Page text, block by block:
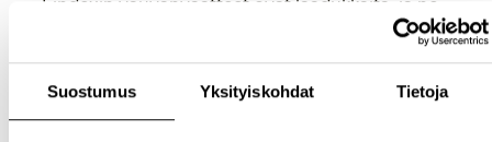
Suostumus Yksityiskohdat Tietoja
on suunniteltu jokapäiväiseen elämään. Vaatteet
on tehty käytettäviksi, kulutettaviksi ja lapselta
toiselle siirrettäviksi, ja niiden erityiset
ominaisuudet pidentävät niiden käyttöikää.